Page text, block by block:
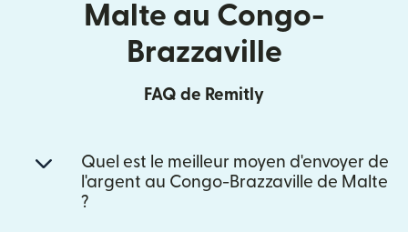
Malte au Congo-
Brazzaville
FAQ de Remitly
Quel est le meilleur moyen d'envoyer de
l'argent au Congo-Brazzaville de Malte
?